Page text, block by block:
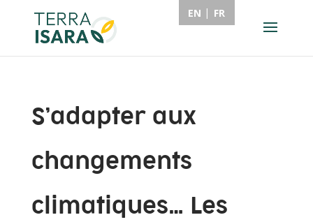
S’adapter aux
changements
climatiques… Les
EN FR